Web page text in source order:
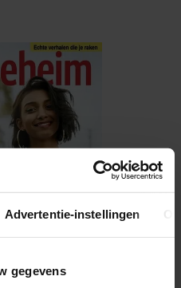
Advertentie-instellingen
gegevens